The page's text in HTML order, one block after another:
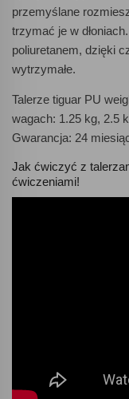
przemyślane
trzymać je w
poliuretanem, dzięki
wytrzymałe.
Talerze tiguar PU
wagach: 1.25 kg, 2.5
Gwarancja: 24
Jak ćwiczyć z
ćwiczeniami!